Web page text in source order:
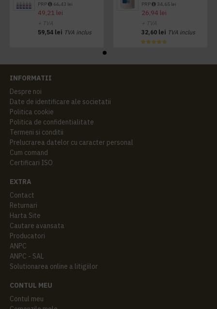
PRP 66,43 lei
49,21 lei
+ TVA
59,54 lei TVA inclus
PRP 34,65 lei
26,94 lei
+ TVA
32,60 lei TVA inclus
INFORMATII
Despre noi
Date de identificare ale societatii
Politica cookie
Politica de confidentialitate
Termeni si conditii
Prelucrarea datelor cu caracter personal
Cum comand
Certificari ISO
EXTRA
Contact
Returnari
Harta Site
Cautare avansata
Producatori
ANPC
ANPC - SAL
Solutionarea online a litigiilor
CONTUL MEU
Contul meu